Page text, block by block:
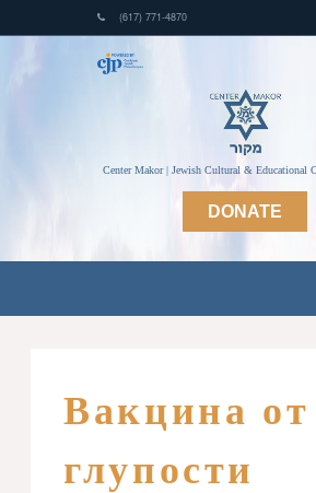
(617) 771-4870
Center Makor | Jewish Cultural & Educational
DONATE
Вакцина от
глупости